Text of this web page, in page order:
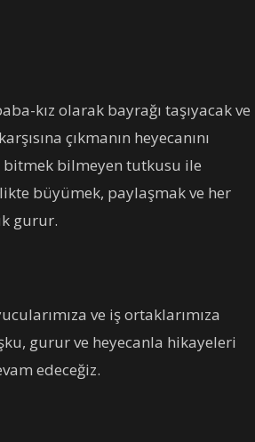
kız olarak bayrağı taşıyacak ve
çıkmanın heyecanını
bitmek bilmeyen tutkusu ile
büyümek, paylaşmak ve her
gurur.
ve iş ortaklarımıza
gurur ve heyecanla hikayeleri
edeceğiz.